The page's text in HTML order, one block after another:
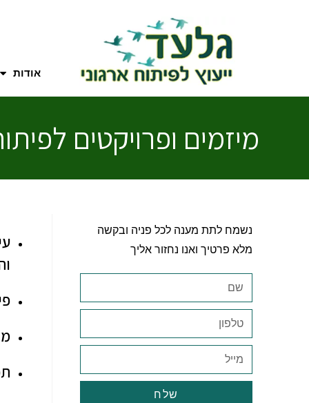
אודות
מיזמים ופרויקטים
נשמח לתת מענה לכל פניה ובקשה
מלא פרטיך ואנו נחזור אליך
שלח